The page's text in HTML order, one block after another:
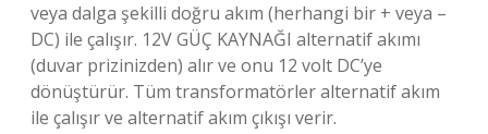
veya dalga şekilli doğru akım (herhangi bir + veya –
DC) ile çalışır. 12V GÜÇ KAYNAĞI alternatif akımı
(duvar prizinizden) alır ve onu 12 volt DC’ye
dönüştürür. Tüm transformatörler alternatif akım
ile çalışır ve alternatif akım çıkışı verir.